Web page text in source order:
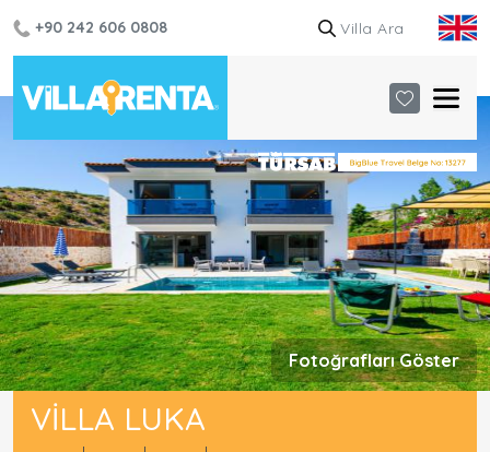
+90 242 606 0808
Fotoğrafları Göster
VILLA LUKA